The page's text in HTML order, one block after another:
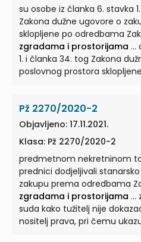
su osobe iz članka 6. stavka
Zakona dužne ugovore o
sklopljene po odredbama
zgradama i prostorijama ... osobe iz članka 6. stavka
1. i članka 34. tog Zakona
poslovnog prostora
Pž 2270/2020-2
Objavljeno: 17.11.2021.
Klasa: Pž 2270/2020-2
predmetnom nekretninom
prednici dodjeljivali
zakupu prema odredbama
zgradama i prostorijama ... zaključak prvostupanjskog
suda kako tužitelj nije
nositelj prava, pri čemu